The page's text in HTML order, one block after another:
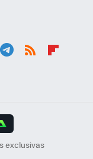
exclusivas